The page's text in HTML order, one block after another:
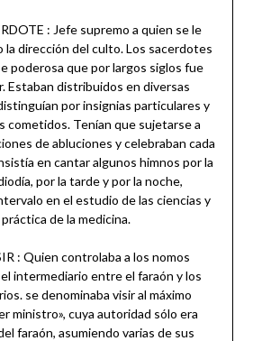
: Jefe supremo a quien se le
la dirección del culto. Los sacerdotes
poderosa que por largos siglos fue
Estaban distribuidos en diversas
por insignias particulares y
cometidos. Tenían que sujetarse a
de abluciones y celebraban cada
en cantar algunos himnos por la
por la tarde y por la noche,
en el estudio de las ciencias y
de la medicina.
: Quien controlaba a los nomos
intermediario entre el faraón y los
se denominaba visir al máximo
ministro», cuya autoridad sólo era
faraón, asumiendo varias de sus